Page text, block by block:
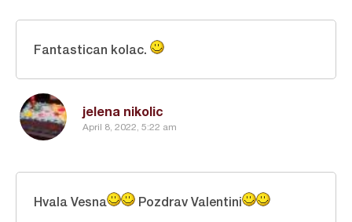
jelena nikolic
April 8, 2022, 5:22 am
Fantastican kolac.
Hvala Vesna Pozdrav Valentini